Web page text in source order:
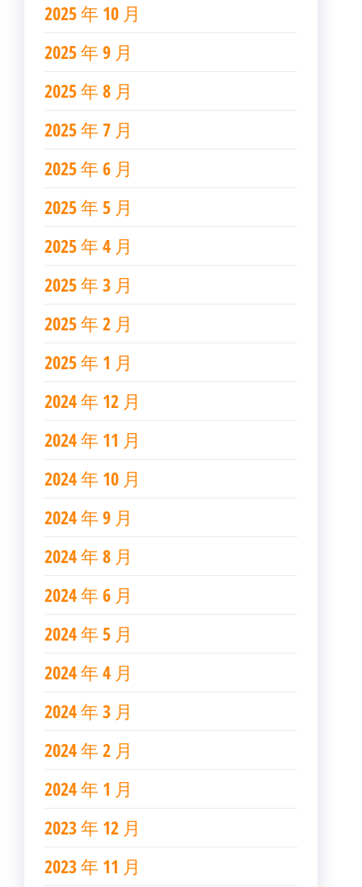
2025 年 10 月
2025 年 9 月
2025 年 8 月
2025 年 7 月
2025 年 6 月
2025 年 5 月
2025 年 4 月
2025 年 3 月
2025 年 2 月
2025 年 1 月
2024 年 12 月
2024 年 11 月
2024 年 10 月
2024 年 9 月
2024 年 8 月
2024 年 6 月
2024 年 5 月
2024 年 4 月
2024 年 3 月
2024 年 2 月
2024 年 1 月
2023 年 12 月
2023 年 11 月